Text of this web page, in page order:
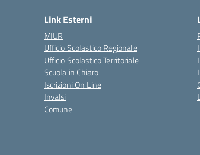
Link Esterni
MIUR
Ufficio Scolastico Regionale
Ufficio Scolastico Territoriale
Scuola in Chiaro
Iscrizioni On Line
Invalsi
Comune